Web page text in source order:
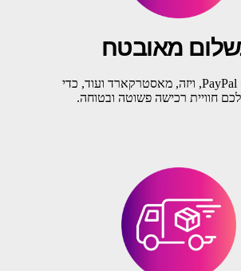
מאובטח
אנו מקבלים PayPal, ויזה, מאסטרקארד ועוד, כדי
חוויית רכישה פשוטה ובטוחה.